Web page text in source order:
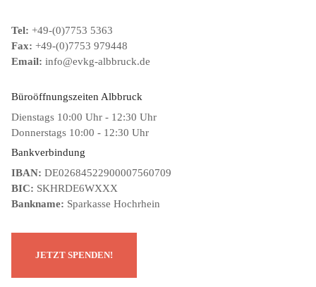
Tel: +49-(0)7753 5363
Fax: +49-(0)7753 979448
Email: info@evkg-albbruck.de
Büroöffnungszeiten Albbruck
Dienstags 10:00 Uhr - 12:30 Uhr
Donnerstags 10:00 - 12:30 Uhr
Bankverbindung
IBAN: DE02684522900007560709
BIC: SKHRDE6WXXX
Bankname: Sparkasse Hochrhein